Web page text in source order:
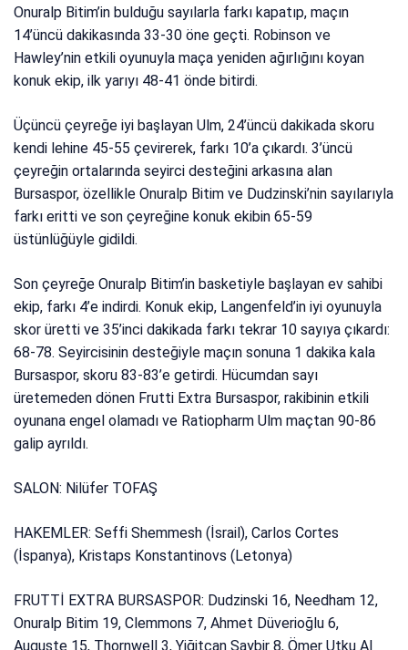
Onuralp Bitim’in bulduğu sayılarla farkı kapatıp, maçın
14’üncü dakikasında 33-30 öne geçti. Robinson ve
Hawley’nin etkili oyunuyla maça yeniden ağırlığını koyan
konuk ekip, ilk yarıyı 48-41 önde bitirdi.
Üçüncü çeyreğe iyi başlayan Ulm, 24’üncü dakikada skoru
kendi lehine 45-55 çevirerek, farkı 10’a çıkardı. 3’üncü
çeyreğin ortalarında seyirci desteğini arkasına alan
Bursaspor, özellikle Onuralp Bitim ve Dudzinski’nin sayılarıyla
farkı eritti ve son çeyreğine konuk ekibin 65-59
üstünlüğüyle gidildi.
Son çeyreğe Onuralp Bitim’in basketiyle başlayan ev sahibi
ekip, farkı 4’e indirdi. Konuk ekip, Langenfeld’in iyi oyunuyla
skor üretti ve 35’inci dakikada farkı tekrar 10 sayıya çıkardı:
68-78. Seyircisinin desteğiyle maçın sonuna 1 dakika kala
Bursaspor, skoru 83-83’e getirdi. Hücumdan sayı
üretemeden dönen Frutti Extra Bursaspor, rakibinin etkili
oyunana engel olamadı ve Ratiopharm Ulm maçtan 90-86
galip ayrıldı.
SALON: Nilüfer TOFAŞ
HAKEMLER: Seffi Shemmesh (İsrail), Carlos Cortes
(İspanya), Kristaps Konstantinovs (Letonya)
FRUTTİ EXTRA BURSASPOR: Dudzinski 16, Needham 12,
Onuralp Bitim 19, Clemmons 7, Ahmet Düverioğlu 6,
Auguste 15, Thornwell 3, Yiğitcan Saybir 8, Ömer Utku Al